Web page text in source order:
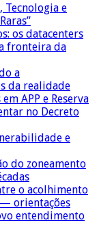
Tecnologia e
os datacenters
fronteira da
a
da realidade
APP e Reserva
no Decreto
e
do zoneamento
o acolhimento
orientações
entendimento